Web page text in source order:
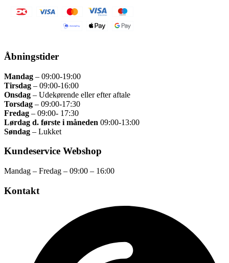
Åbningstider
Mandag – 09:00-19:00
Tirsdag – 09:00-16:00
Onsdag – Udekørende eller efter aftale
Torsdag – 09:00-17:30
Fredag – 09:00- 17:30
Lørdag d. første i måneden 09:00-13:00
Søndag – Lukket
Kundeservice Webshop
Mandag – Fredag – 09:00 – 16:00
Kontakt